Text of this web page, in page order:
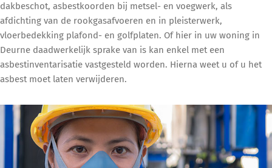
dakbeschot, asbestkoorden bij metsel- en voegwerk, als
afdichting van de rookgasafvoeren en in pleisterwerk,
vloerbedekking plafond- en golfplaten. Of hier in uw woning in
Deurne daadwerkelijk sprake van is kan enkel met een
asbestinventarisatie vastgesteld worden. Hierna weet u of u het
asbest moet laten verwijderen.